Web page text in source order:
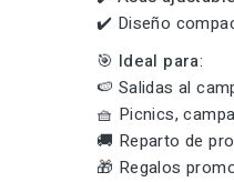
✔️ Diseño
🎯 Ideal para:
🍉 Salidas al
🧺 Picnics,
🚚 Reparto de
🎁 Regalos